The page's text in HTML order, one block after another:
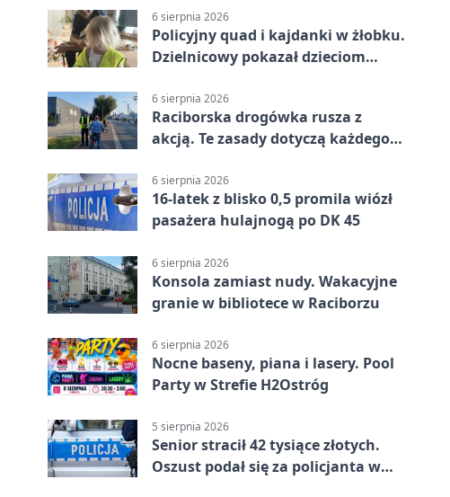
6 sierpnia 2026
Policyjny quad i kajdanki w żłobku.
Dzielnicowy pokazał dzieciom
6 sierpnia 2026
Raciborska drogówka rusza z
akcją. Te zasady dotyczą każdego
6 sierpnia 2026
16-latek z blisko 0,5 promila wiózł
pasażera hulajnogą po DK 45
6 sierpnia 2026
Konsola zamiast nudy. Wakacyjne
granie w bibliotece w Raciborzu
6 sierpnia 2026
Nocne baseny, piana i lasery. Pool
Party w Strefie H2Ostróg
5 sierpnia 2026
Senior stracił 42 tysiące złotych.
Oszust podał się za policjanta w